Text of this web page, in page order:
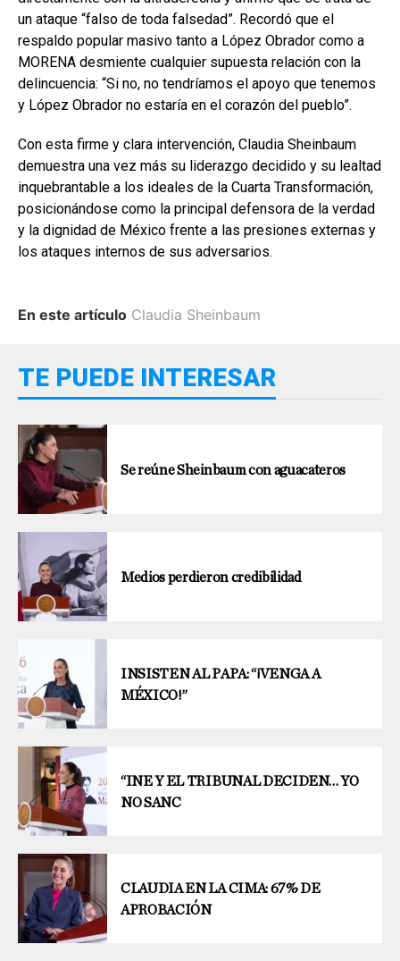
un ataque “falso de toda falsedad”. Recordó que el
respaldo popular masivo tanto a López Obrador como a
MORENA desmiente cualquier supuesta relación con la
delincuencia: “Si no, no tendríamos el apoyo que tenemos
y López Obrador no estaría en el corazón del pueblo”.
Con esta firme y clara intervención, Claudia Sheinbaum
demuestra una vez más su liderazgo decidido y su lealtad
inquebrantable a los ideales de la Cuarta Transformación,
posicionándose como la principal defensora de la verdad
y la dignidad de México frente a las presiones externas y
los ataques internos de sus adversarios.
En este artículo Claudia Sheinbaum
TE PUEDE INTERESAR
Se reúne Sheinbaum con aguacateros
Medios perdieron credibilidad
INSISTEN AL PAPA: “¡VENGA A
MÉXICO!”
“INE Y EL TRIBUNAL DECIDEN… YO
NO SANC
CLAUDIA EN LA CIMA: 67% DE
APROBACIÓN